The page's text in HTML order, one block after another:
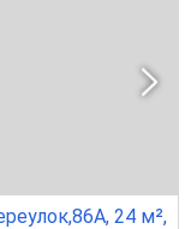
24 м²,